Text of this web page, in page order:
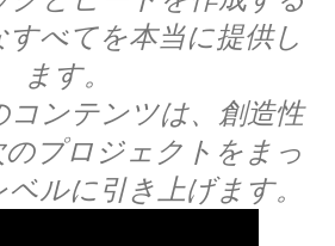
すべてを本当に提供し
ます。
コンテンツは、創造性
のプロジェクトをまっ
ルに引き上げます。